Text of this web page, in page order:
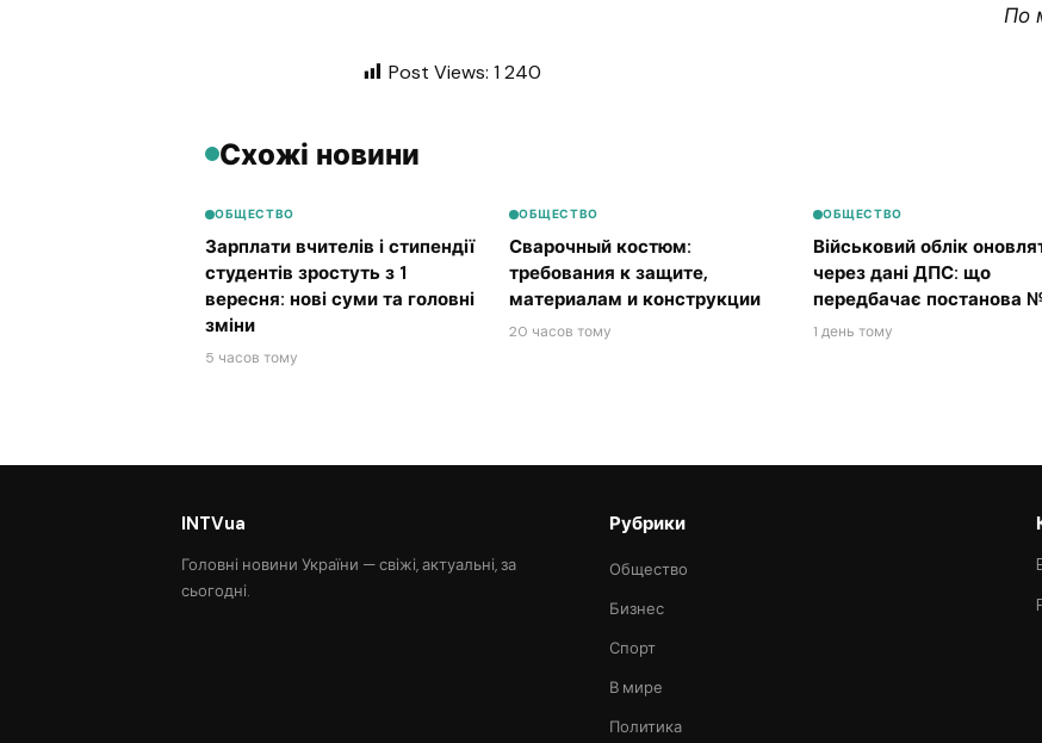
По
Post Views: 1 240
Схожі новини
ОБЩЕСТВО
Зарплати вчителів і стипендії
студентів зростуть з 1
вересня: нові суми та головні
зміни
5 часов тому
ОБЩЕСТВО
Сварочный костюм:
требования к защите,
материалам и конструкции
20 часов тому
ОБЩЕСТВО
Військовий облік
через дані ДПС: що
передбачає постанова
1 день тому
INTVua
Головні новини України — свіжі, актуальні, за
сьогодні.
Рубрики
Общество
Бизнес
Спорт
В мире
Политика